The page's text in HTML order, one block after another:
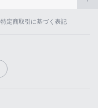
特定商取引に基づく表記